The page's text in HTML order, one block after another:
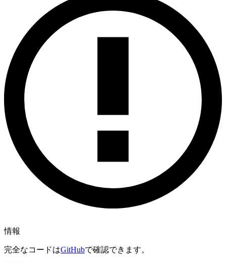
情報
完全なコードはGitHubで確認できます。